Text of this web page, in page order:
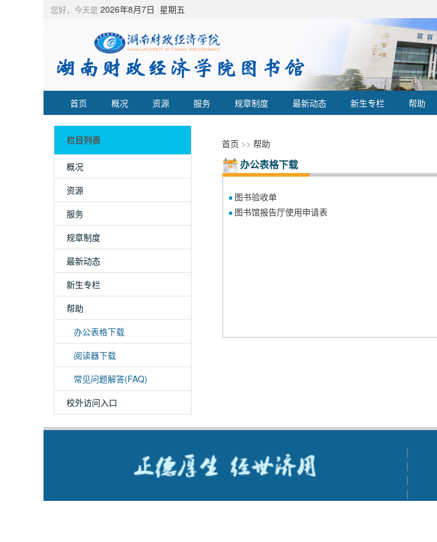
您好，今天是 2026年8月7日 星期五
首页 概况 资源 服务 规章制度 最新动态 新生专栏 帮助
栏目列表
概况
资源
服务
规章制度
最新动态
新生专栏
帮助
办公表格下载
阅读器下载
常见问题解答(FAQ)
校外访问入口
首页 >> 帮助
办公表格下载
图书验收单
图书馆报告厅使用申请表
|
|
|
|